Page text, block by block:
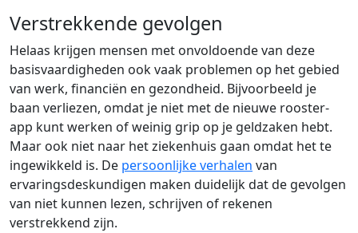
Verstrekkende gevolgen
Helaas krijgen mensen met onvoldoende van deze
basisvaardigheden ook vaak problemen op het gebied
van werk, financiën en gezondheid. Bijvoorbeeld je
baan verliezen, omdat je niet met de nieuwe rooster-
app kunt werken of weinig grip op je geldzaken hebt.
Maar ook niet naar het ziekenhuis gaan omdat het te
ingewikkeld is. De persoonlijke verhalen van
ervaringsdeskundigen maken duidelijk dat de gevolgen
van niet kunnen lezen, schrijven of rekenen
verstrekkend zijn.